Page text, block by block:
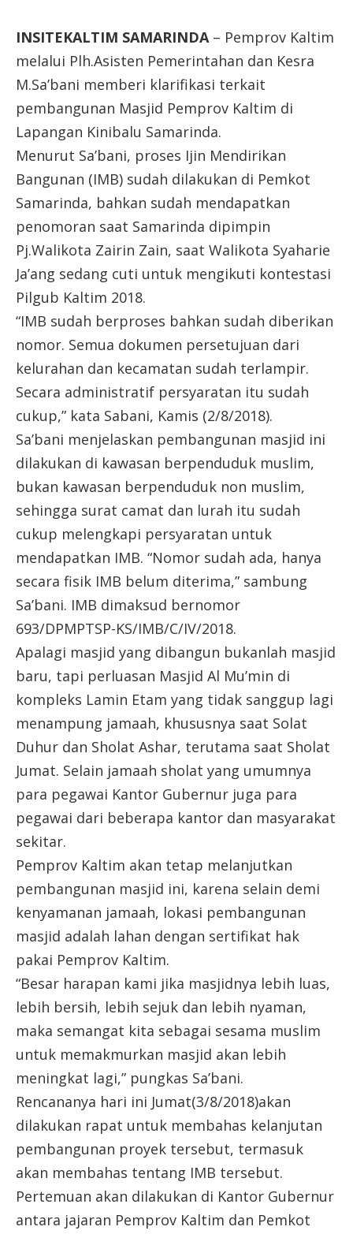
INSITEKALTIM SAMARINDA – Pemprov Kaltim
melalui Plh.Asisten Pemerintahan dan Kesra
M.Sa’bani memberi klarifikasi terkait
pembangunan Masjid Pemprov Kaltim di
Lapangan Kinibalu Samarinda.
Menurut Sa’bani, proses Ijin Mendirikan
Bangunan (IMB) sudah dilakukan di Pemkot
Samarinda, bahkan sudah mendapatkan
penomoran saat Samarinda dipimpin
Pj.Walikota Zairin Zain, saat Walikota Syaharie
Ja’ang sedang cuti untuk mengikuti kontestasi
Pilgub Kaltim 2018.
“IMB sudah berproses bahkan sudah diberikan
nomor. Semua dokumen persetujuan dari
kelurahan dan kecamatan sudah terlampir.
Secara administratif persyaratan itu sudah
cukup,” kata Sabani, Kamis (2/8/2018).
Sa’bani menjelaskan pembangunan masjid ini
dilakukan di kawasan berpenduduk muslim,
bukan kawasan berpenduduk non muslim,
sehingga surat camat dan lurah itu sudah
cukup melengkapi persyaratan untuk
mendapatkan IMB. “Nomor sudah ada, hanya
secara fisik IMB belum diterima,” sambung
Sa’bani. IMB dimaksud bernomor
693/DPMPTSP-KS/IMB/C/IV/2018.
Apalagi masjid yang dibangun bukanlah masjid
baru, tapi perluasan Masjid Al Mu’min di
kompleks Lamin Etam yang tidak sanggup lagi
menampung jamaah, khususnya saat Solat
Duhur dan Sholat Ashar, terutama saat Sholat
Jumat. Selain jamaah sholat yang umumnya
para pegawai Kantor Gubernur juga para
pegawai dari beberapa kantor dan masyarakat
sekitar.
Pemprov Kaltim akan tetap melanjutkan
pembangunan masjid ini, karena selain demi
kenyamanan jamaah, lokasi pembangunan
masjid adalah lahan dengan sertifikat hak
pakai Pemprov Kaltim.
“Besar harapan kami jika masjidnya lebih luas,
lebih bersih, lebih sejuk dan lebih nyaman,
maka semangat kita sebagai sesama muslim
untuk memakmurkan masjid akan lebih
meningkat lagi,” pungkas Sa’bani.
Rencananya hari ini Jumat(3/8/2018)akan
dilakukan rapat untuk membahas kelanjutan
pembangunan proyek tersebut, termasuk
akan membahas tentang IMB tersebut.
Pertemuan akan dilakukan di Kantor Gubernur
antara jajaran Pemprov Kaltim dan Pemkot